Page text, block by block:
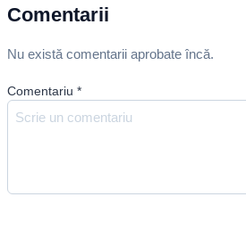
Comentarii
Nu există comentarii aprobate încă.
Comentariu *